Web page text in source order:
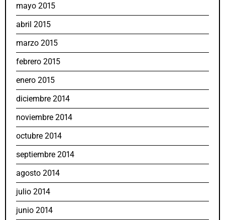
mayo 2015
abril 2015
marzo 2015
febrero 2015
enero 2015
diciembre 2014
noviembre 2014
octubre 2014
septiembre 2014
agosto 2014
julio 2014
junio 2014